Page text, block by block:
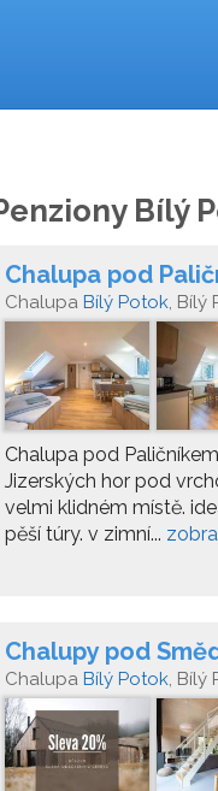
Bílý
Chalupa pod
Chalupa Bílý Potok, Bílý
Chalupa pod
Jizerských hor pod
velmi klidném místě.
pěší túry. v zimní...
Chalupy pod
Chalupa Bílý Potok, Bílý